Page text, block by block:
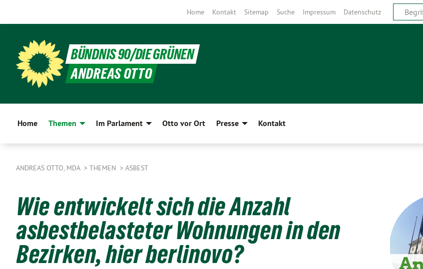
Home Kontakt Sitemap Suche Impressum Datenschutz
BÜNDNIS 90/DIE GRÜNEN
ANDREAS OTTO
Home Themen Im Parlament Otto vor Ort Presse Kontakt
ANDREAS OTTO, MDA THEMEN ASBEST
Wie entwickelt sich die Anzahl
asbestbelasteter Wohnungen in den
Bezirken, hier berlinovo?